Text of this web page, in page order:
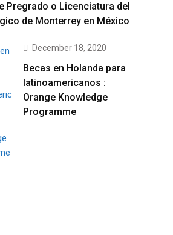
Pregrado o Licenciatura del
de Monterrey en México
December 18, 2020
Becas en Holanda para
latinoamericanos :
Orange Knowledge
Programme